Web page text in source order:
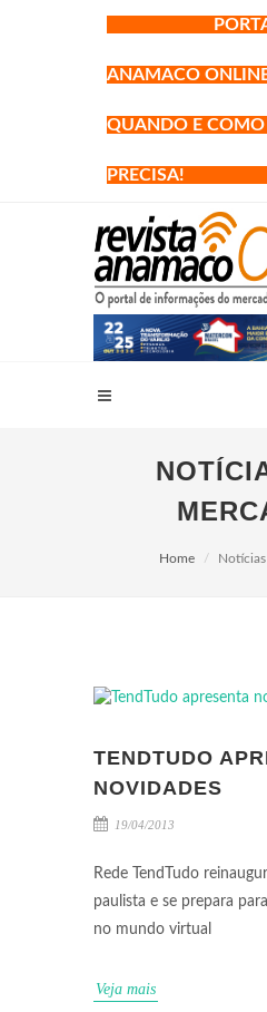
ANAMACO
QUANDO E COMO
PRECISA!
Home
TENDTUDO
NOVIDADES
19/04/2013
Rede TendTudo
paulista e se prepara
no mundo virtual
Veja mais